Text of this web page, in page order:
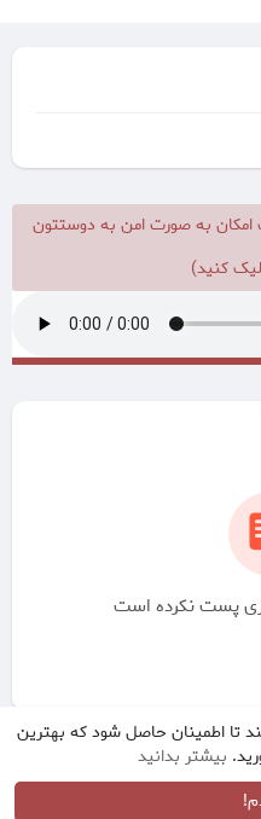
تا اطمینان حاصل شود که بهترین
بیشتر بدانید
به صورت امن به دوستتون
کنید)